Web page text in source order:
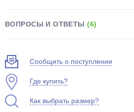
ВОПРОСЫ И ОТВЕТЫ(6)
Сообщить о поступлении
Где купить?
Как выбрать размер?